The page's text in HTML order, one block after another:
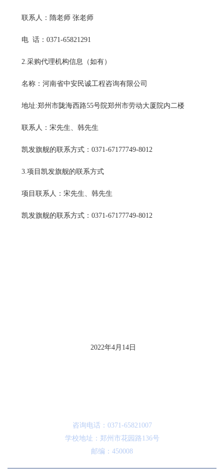
联系人：隋老师 张老师
电 话： 0371-65821291
2.采购代理机构信息（如有）
名称：河南省中安民诚工程咨询有限公司
地址:郑州市陇海西路55号院郑州市劳动大厦院内二楼
联系人：宋先生、韩先生
凯发旗舰的联系方式： 0371-67177749-8012
3.项目凯发旗舰的联系方式
项目联系人：宋先生、韩先生
凯发旗舰的联系方式： 0371-67177749-8012
2022年4月 14日
咨询电话：0371-65821007
学校地址：郑州市花园路136号
邮编：450008